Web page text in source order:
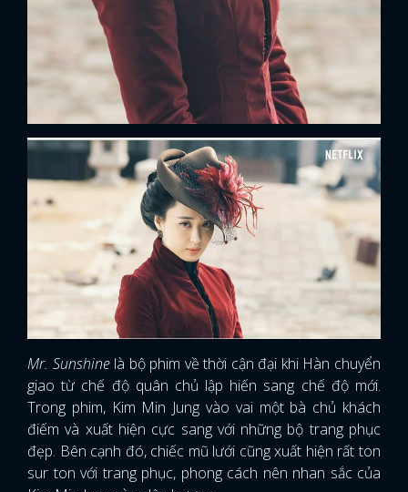
Mr. Sunshinelà bộ phim về thời cận đại khi Hàn chuyển
giao từ chế độ quân chủ lập hiến sang chế độ mới.
Trong phim, Kim Min Jung vào vai một bà chủ khách
điếm và xuất hiện cực sang với những bộ trang phục
đẹp. Bên cạnh đó, chiếc mũ lưới cũng xuất hiện rất ton
sur ton với trang phục, phong cách nên nhan sắc của